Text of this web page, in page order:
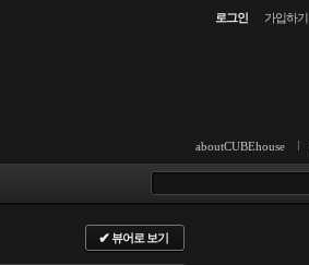
로그인 가입하기
aboutCUBEhouse
✔뷰어로 보기